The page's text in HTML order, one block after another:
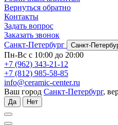
Вернуться обратно
Контакты
Задать вопрос
Заказать звонок
Санкт-Петербург
Санкт-
Пн-Вс с 10:00 до 20:00
+7 (962) 343-21-12
+7 (812) 985-58-85
info@ceramic-center.ru
Ваш город Санкт-Петербург,
Да Нет